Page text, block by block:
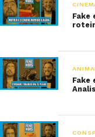
Fake
Fake